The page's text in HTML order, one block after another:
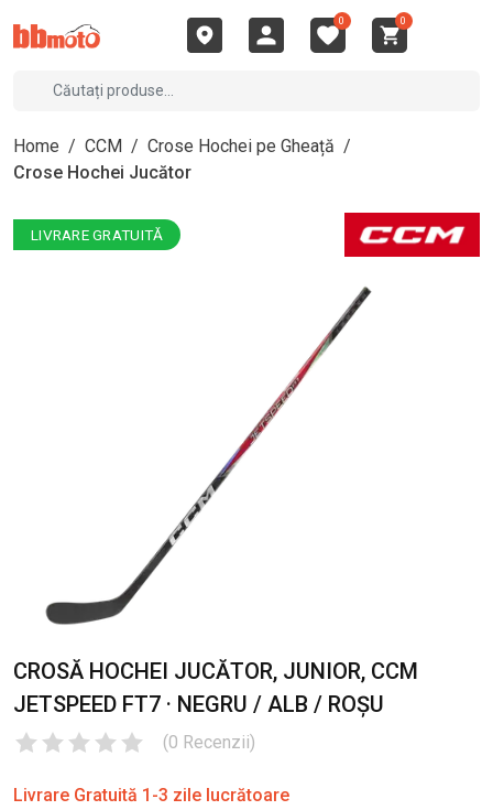
0 0
Home / CCM / Crose Hochei pe Gheață /
Crose Hochei Jucător
LIVRARE GRATUITĂ
CROSĂ HOCHEI JUCĂTOR, JUNIOR, CCM
JETSPEED FT7 · NEGRU / ALB / ROȘU
(0 Recenzii)
Livrare Gratuită 1-3 zile lucrătoare